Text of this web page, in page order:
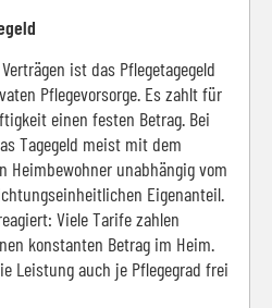
ist das Pflegetagegeld
Pflegevorsorge. Es zahlt für
einen festen Betrag. Bei
Tagegeld meist mit dem
Heimbewohner unabhängig vom
Eigenanteil.
Viele Tarife zahlen
konstanten Betrag im Heim.
Leistung auch je Pflegegrad frei